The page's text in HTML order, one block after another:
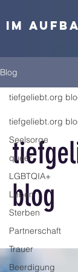
IM
Blog
tiefgeliebt.org
Seelsorge
queer
LGBTQIA+
Leben
Sterben
Partnerschaft
Trauer
Beerdigung
tiefgeliebt.org
blog